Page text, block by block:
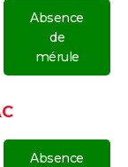
Absence
de
mérule
Absence